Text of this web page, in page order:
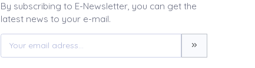
By subscribing to E-Newsletter, you can get the
latest news to your e-mail.